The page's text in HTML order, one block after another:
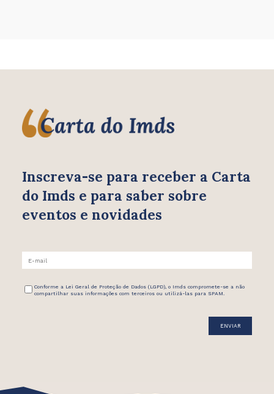
Inscreva-se para receber a Carta
do Imds e para saber sobre
eventos e novidades
Conforme a Lei Geral de Proteção de Dados (LGPD), o Imds compromete-se a não
compartilhar suas informações com terceiros ou utilizá-las para SPAM.